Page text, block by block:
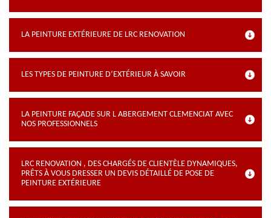
LA PEINTURE EXTÉRIEURE DE LRC RENOVATION
LES TYPES DE PEINTURE D’EXTÉRIEUR À SAVOIR
LA PEINTURE FAÇADE SUR L ABERGEMENT CLEMENCIAT AVEC
NOS PROFESSIONNELS
LRC RENOVATION , DES CHARGÉS DE CLIENTÈLE DYNAMIQUES,
PRÊTS À VOUS DRESSER UN DEVIS DÉTAILLÉ DE POSE DE
PEINTURE EXTÉRIEURE